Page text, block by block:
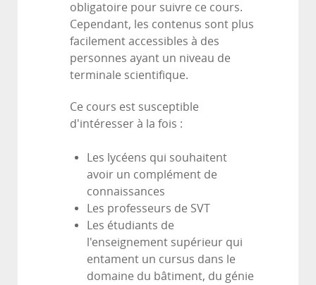
obligatoire pour suivre ce cours.
Cependant, les contenus sont plus
facilement accessibles à des
personnes ayant un niveau de
terminale scientifique.
Ce cours est susceptible
d'intéresser à la fois :
Les lycéens qui souhaitent
avoir un complément de
connaissances
Les professeurs de SVT
Les étudiants de
l'enseignement supérieur qui
entament un cursus dans le
domaine du bâtiment, du génie